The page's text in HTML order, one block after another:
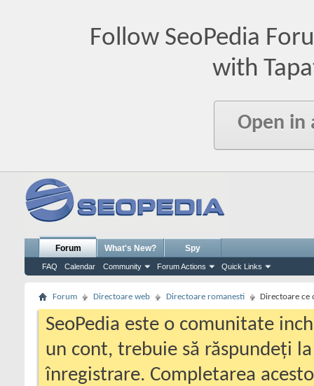
Follow SeoPedia
with
Open in
Forum
FAQ Calendar Community Forum Actions Quick Links
What's New? Spy
Forum Directoare web Directoare romanesti Directoare ce
SeoPedia este o comunitate
un cont, trebuie să răspundeți
înregistrare. Completarea